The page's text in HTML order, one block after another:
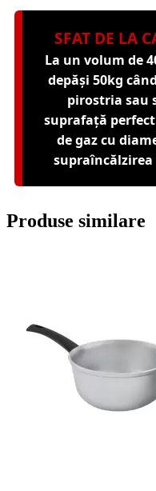
SFAT DE LA
La un volum de
depăși 50kg
pirostria sau
suprafață
de gaz cu
Produse similare